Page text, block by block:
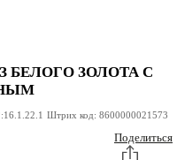
БЕЛОГО ЗОЛОТА С
Штрих код: 8600000021573
Поделиться